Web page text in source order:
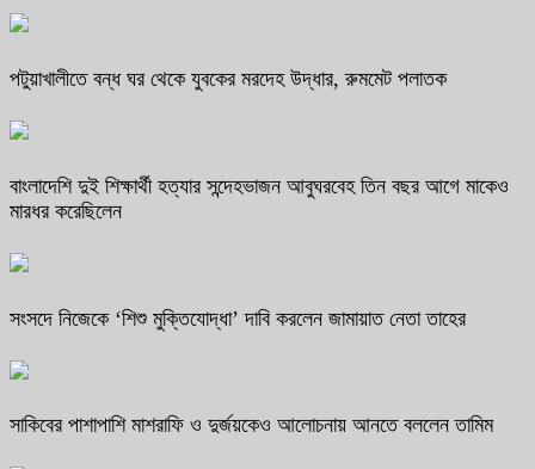
পটুয়াখালীতে বন্ধ ঘর থেকে যুবকের মরদেহ উদ্ধার, রুমমেট পলাতক
বাংলাদেশি দুই শিক্ষার্থী হত্যার সন্দেহভাজন আবুঘরবেহ তিন বছর আগে মাকেও
মারধর করেছিলেন
সংসদে নিজেকে ‘শিশু মুক্তিযোদ্ধা’ দাবি করলেন জামায়াত নেতা তাহের
সাকিবের পাশাপাশি মাশরাফি ও দুর্জয়কেও আলোচনায় আনতে বললেন তামিম